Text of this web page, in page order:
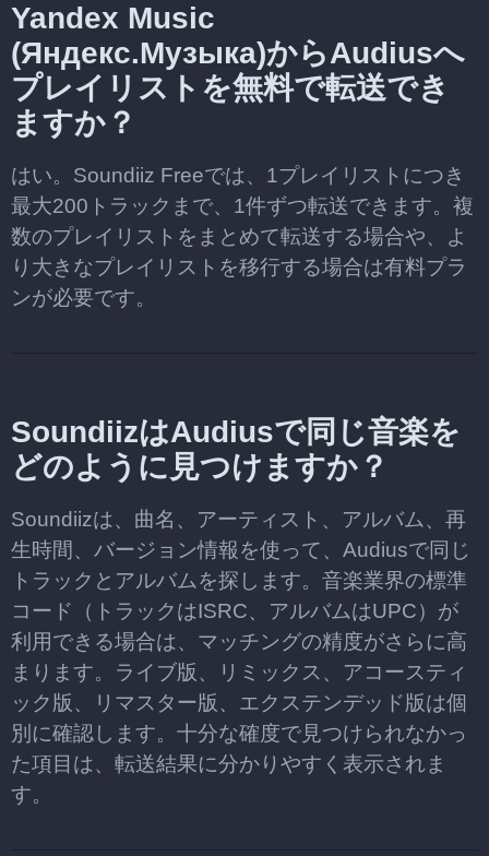
Yandex Music
(Яндекс.Музыка)からAudiusへ
プレイリストを無料で転送でき
ますか？
はい。Soundiiz Freeでは、1プレイリストにつき
最大200トラックまで、1件ずつ転送できます。複
数のプレイリストをまとめて転送する場合や、よ
り大きなプレイリストを移行する場合は有料プラ
ンが必要です。
SoundiizはAudiusで同じ音楽を
どのように見つけますか？
Soundiizは、曲名、アーティスト、アルバム、再
生時間、バージョン情報を使って、Audiusで同じ
トラックとアルバムを探します。音楽業界の標準
コード（トラックはISRC、アルバムはUPC）が
利用できる場合は、マッチングの精度がさらに高
まります。ライブ版、リミックス、アコースティ
ック版、リマスター版、エクステンデッド版は個
別に確認します。十分な確度で見つけられなかっ
た項目は、転送結果に分かりやすく表示されま
す。